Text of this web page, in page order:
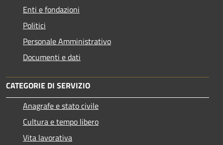
Enti e fondazioni
Politici
Personale Amministrativo
Documenti e dati
CATEGORIE DI SERVIZIO
Anagrafe e stato civile
Cultura e tempo libero
Vita lavorativa